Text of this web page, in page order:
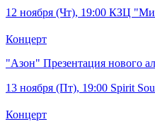
12 ноября (Чт), 19:00 КЗЦ
Концерт
"Азон" Презентация нового
13 ноября (Пт), 19:00 Spirit
Концерт